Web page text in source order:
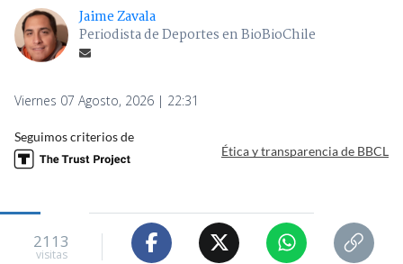
Jaime Zavala
Periodista de Deportes en BioBioChile
Viernes 07 Agosto, 2026 | 22:31
Seguimos criterios de
Ética y transparencia de BBCL
2113
visitas